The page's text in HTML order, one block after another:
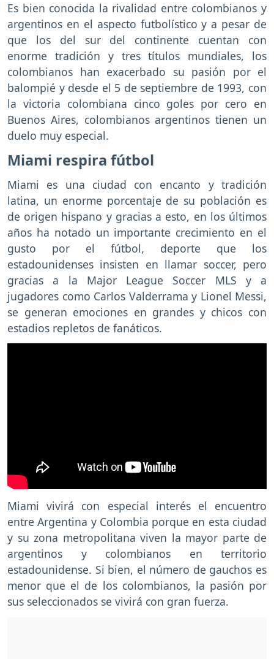
Es bien conocida la rivalidad entre colombianos y
argentinos en el aspecto futbolístico y a pesar de
que los del sur del continente cuentan con
enorme tradición y tres títulos mundiales, los
colombianos han exacerbado su pasión por el
balompié y desde el 5 de septiembre de 1993, con
la victoria colombiana cinco goles por cero en
Buenos Aires, colombianos argentinos tienen un
duelo muy especial.
Miami respira fútbol
Miami es una ciudad con encanto y tradición
latina, un enorme porcentaje de su población es
de origen hispano y gracias a esto, en los últimos
años ha notado un importante crecimiento en el
gusto por el fútbol, deporte que los
estadounidenses insisten en llamar soccer, pero
gracias a la Major League Soccer MLS y a
jugadores como Carlos Valderrama y Lionel Messi,
se generan emociones en grandes y chicos con
estadios repletos de fanáticos.
Miami vivirá con especial interés el encuentro
entre Argentina y Colombia porque en esta ciudad
y su zona metropolitana viven la mayor parte de
argentinos y colombianos en territorio
estadounidense. Si bien, el número de gauchos es
menor que el de los colombianos, la pasión por
sus seleccionados se vivirá con gran fuerza.